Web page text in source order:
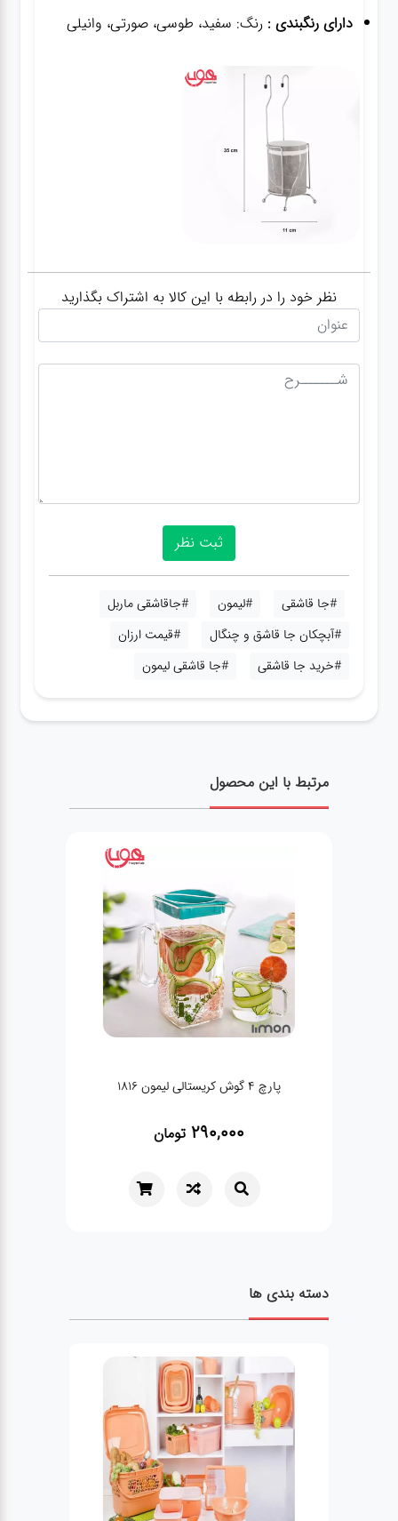
دارای رنگبندی :رنگ: سفید، طوسی، صورتی، وانیلی
نظر خود را در رابطه با این کالا به اشتراک بگذارید
#جا قاشقی #لیمون
#جاقاشقی ماربل
#آبچکان جا قاشق و چنگال
#قیمت ارزان
#خرید جا قاشقی
#جا قاشقی لیمون
مرتبط با این محصول
پارچ 4 گوش کریستالی لیمون 1816
290,000 تومان
دسته بندی ها